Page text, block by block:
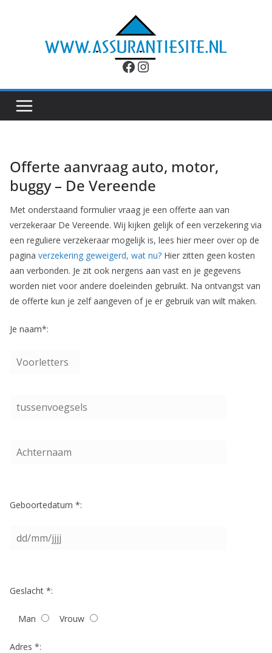
Facebook
Instagram
Offerte aanvraag auto, motor,
buggy – De Vereende
Met onderstaand formulier vraag je een offerte aan van
verzekeraar De Vereende. Wij kijken gelijk of een verzekering via
een reguliere verzekeraar mogelijk is, lees hier meer over op de
pagina verzekering geweigerd, wat nu? Hier zitten geen kosten
aan verbonden. Je zit ook nergens aan vast en je gegevens
worden niet voor andere doeleinden gebruikt. Na ontvangst van
de offerte kun je zelf aangeven of je er gebruik van wilt maken.
Je naam*:
Geboortedatum *:
Geslacht *:
Man Vrouw
Adres *: